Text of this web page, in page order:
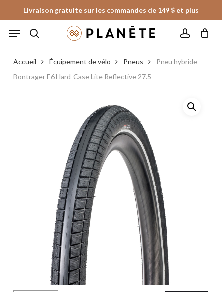
to
main
Livraison gratuite sur les commandes de 149 $ et plus
Menu
Fermer
le
panier
Accueil Équipement de vélo Pneus
Pneu hybride
Bontrager E6 Hard-Case Lite Reflective 27.5